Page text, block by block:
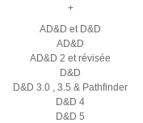
+
AD&D et D&D
AD&D
AD&D 2 et révisée
D&D
D&D 3.0 , 3.5 & Pathfinder
D&D 4
D&D 5